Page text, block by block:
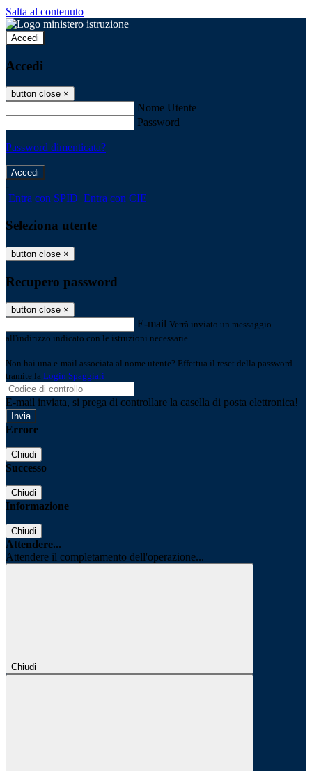
Salta al contenuto
Accedi
Accedi
button close ×
Nome Utente
Password
Password dimenticata?
-
Entra con SPID Entra con CIE
Seleziona utente
button close ×
Recupero password
button close ×
E-mail Verrà inviato un messaggio
all'indirizzo indicato con le istruzioni necessarie.
Non hai una e-mail associata al nome utente? Effettua il reset della password
tramite la Login Spaggiari
E-mail inviata, si prega di controllare la casella di posta elettronica!
Errore
Chiudi
Successo
Chiudi
Informazione
Chiudi
Attendere...
Attendere il completamento dell'operazione...
Chiudi